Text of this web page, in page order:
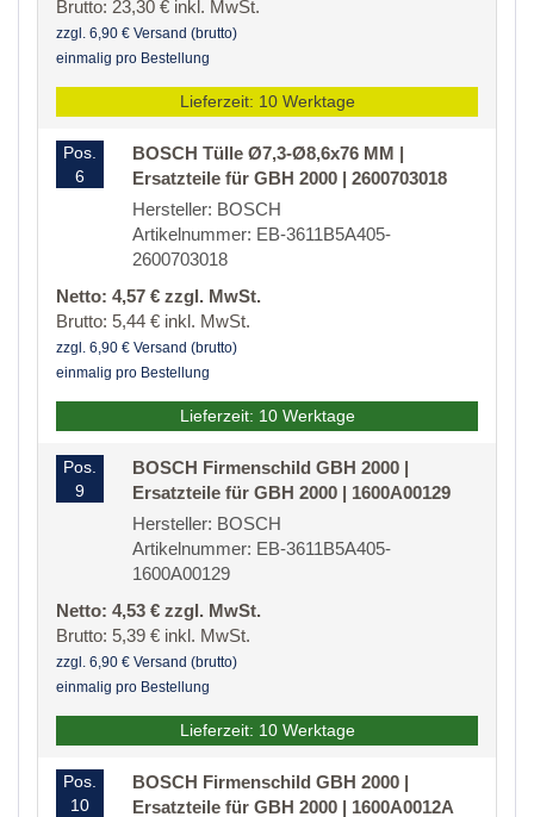
Brutto: 23,30 € inkl. MwSt.
zzgl. 6,90 € Versand (brutto)
einmalig pro Bestellung
Lieferzeit: 10 Werktage
Pos.
6
BOSCH Tülle Ø7,3-Ø8,6x76 MM |
Ersatzteile für GBH 2000 | 2600703018
Hersteller: BOSCH
Artikelnummer: EB-3611B5A405-
2600703018
Netto: 4,57 € zzgl. MwSt.
Brutto: 5,44 € inkl. MwSt.
zzgl. 6,90 € Versand (brutto)
einmalig pro Bestellung
Lieferzeit: 10 Werktage
Pos.
9
BOSCH Firmenschild GBH 2000 |
Ersatzteile für GBH 2000 | 1600A00129
Hersteller: BOSCH
Artikelnummer: EB-3611B5A405-
1600A00129
Netto: 4,53 € zzgl. MwSt.
Brutto: 5,39 € inkl. MwSt.
zzgl. 6,90 € Versand (brutto)
einmalig pro Bestellung
Lieferzeit: 10 Werktage
Pos.
10
BOSCH Firmenschild GBH 2000 |
Ersatzteile für GBH 2000 | 1600A0012A